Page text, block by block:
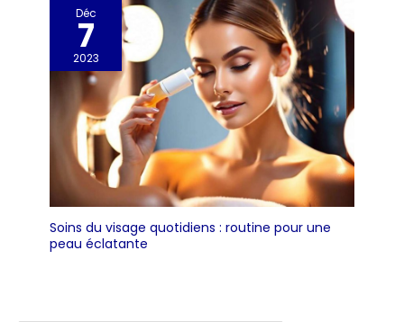
Déc
7
2023
Soins du visage quotidiens : routine pour une
peau éclatante